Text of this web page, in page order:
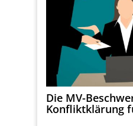
Die MV-
Konfliktklärung